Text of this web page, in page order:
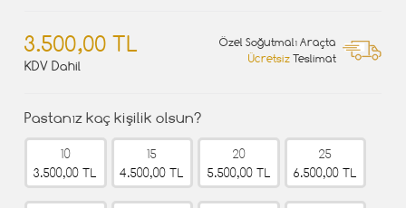
3.500,00 TL
KDV Dahil
Özel Soğutmalı Araçta
Ücretsiz Teslimat
Pastanız kaç kişilik olsun?
10
3.500,00 TL
15
4.500,00 TL
20
5.500,00 TL
25
6.500,00 TL